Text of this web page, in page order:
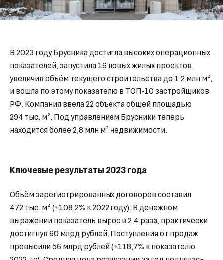
В 2023 году Брусника достигла высоких операционных
показателей, запустила 16 новых жилых проектов,
увеличив объём текущего строительства до 1,2 млн м²,
и вошла по этому показателю в ТОП-10 застройщиков
РФ. Компания ввела 22 объекта общей площадью
294 тыс. м². Под управлением Брусники теперь
находится более 2,8 млн м² недвижимости.
Ключевые результаты 2023 года
Объём зарегистрированных договоров составил
472 тыс. м² (+108,2% к 2022 году). В денежном
выражении показатель вырос в 2,4 раза, практически
достигнув 60 млрд рублей. Поступления от продаж
превысили 56 млрд рублей (+118,7% к показателю